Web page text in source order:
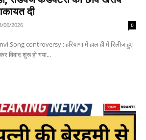
दी
06/2026 0
Song controversy : हरियाणा में हाल ही में रिलीज हुए
विवाद शुरू हो गया...